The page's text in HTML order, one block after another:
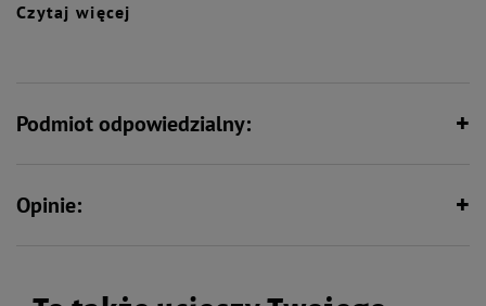
• ok. 38 cm.
Czytaj więcej
Podmiot odpowiedzialny:
Opinie: